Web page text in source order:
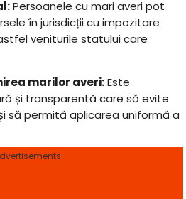
Persoanele cu mari averi pot
în jurisdicții cu impozitare
veniturile statului care
marilor averi:Este
și transparentă care să evite
să permită aplicarea uniformă a